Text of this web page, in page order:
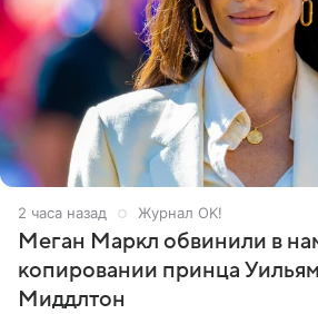
2 часа назад Журнал OK!
Меган Маркл обвинили в
копировании принца
Миддлтон